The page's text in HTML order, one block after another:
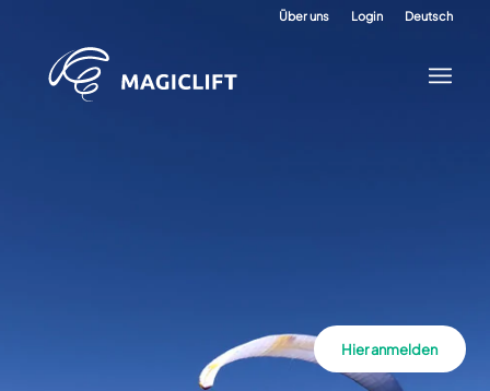
Über uns Login Deutsch
Hier anmelden